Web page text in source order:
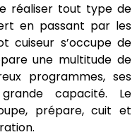
réaliser tout type de
en passant par les
cuiseur s’occupe de
une multitude de
programmes, ses
capacité. Le
prépare, cuit et